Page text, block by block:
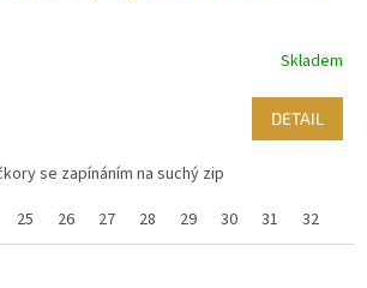
Skladem
DETAIL
se zapínáním na suchý zip
25 26 27 28 29 30 31 32